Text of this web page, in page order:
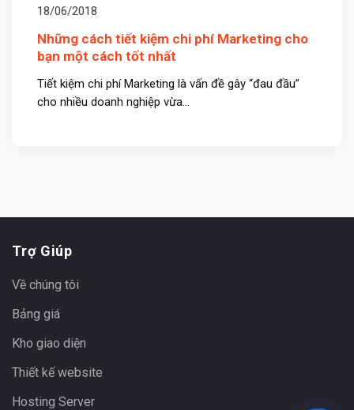
18/06/2018
Những cách tiết kiệm chi phí Marketing cho
bạn một cách tốt nhất
Tiết kiệm chi phí Marketing là vấn đề gây “đau đầu”
cho nhiều doanh nghiệp vừa...
Trợ Giúp
Về chúng tôi
Bảng giá
Kho giao diện
Thiết kế website
Hosting Server